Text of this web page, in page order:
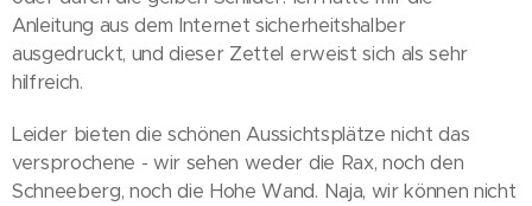
Anleitung aus dem Internet sicherheitshalber
ausgedruckt, und dieser Zettel erweist sich als sehr
hilfreich.
Leider bieten die schönen Aussichtsplätze nicht das
versprochene - wir sehen weder die Rax, noch den
Schneeberg, noch die Hohe Wand. Naja, wir können nicht